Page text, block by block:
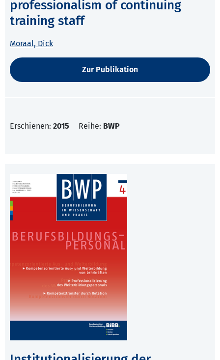
professionalism of continuing
training staff
Moraal, Dick
Zur Publikation
Erschienen: 2015 Reihe: BWP